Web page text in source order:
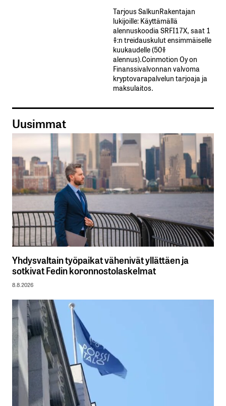
Tarjous SalkunRakentajan
lukijoille: Käyttämällä​ ​
alennuskoodia​ ​SRFI17X,​ ​saat​ ​1
%:n treidauskulut​ ​ensimmäiselle​ ​
kuukaudelle​ ​(50%​ ​
alennus).Coinmotion Oy on
Finanssivalvonnan valvoma
kryptovarapalvelun tarjoaja ja
maksulaitos.
Uusimmat
Yhdysvaltain työpaikat vähenivät yllättäen ja
sotkivat Fedin koronnostolaskelmat
8.8.2026